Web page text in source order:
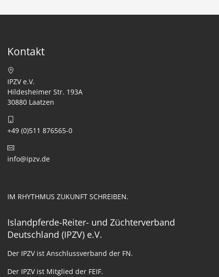
Kontakt
IPZV e.V.
Hildesheimer Str. 193A
30880 Laatzen
+49 (0)511 876565-0
info@ipzv.de
IM RHYTHMUS ZUKUNFT SCHREIBEN.
Islandpferde-Reiter- und Züchterverband
Deutschland (IPZV) e.V.
Der IPZV ist Anschlussverband der FN.
Der IPZV ist Mitglied der FEIF.